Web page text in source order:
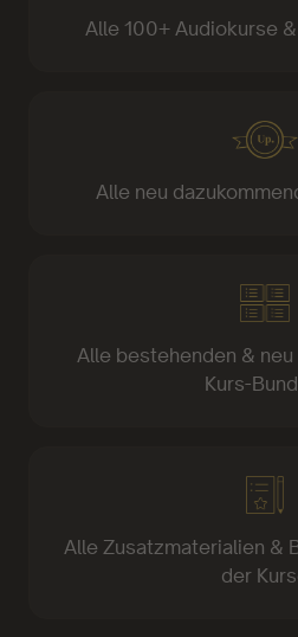
Alle 100+ Audiokurse
Alle neu
Alle bestehenden &
Kurs-
Alle Zusatzmaterialien &
der